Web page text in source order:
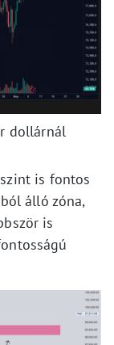
dollárnál
is fontos
álló zóna,
is